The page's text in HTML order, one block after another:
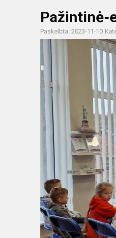
Pažintinė-
Paskelbta: 2023-11-10